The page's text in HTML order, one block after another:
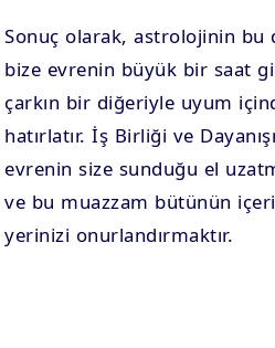
Sonuç olarak, astrolojinin bu
bize evrenin büyük bir saat
çarkın bir diğeriyle uyum
hatırlatır. İş Birliği ve
evrenin size sunduğu el
ve bu muazzam bütünün
yerinizi onurlandırmaktır.